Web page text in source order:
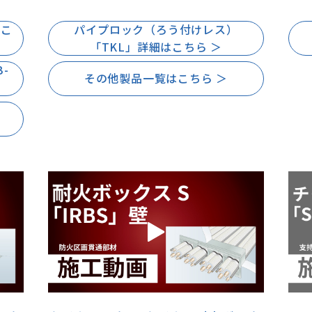
パイプロック（ろう付けレス）
「TKL」詳細はこちら ＞
その他製品一覧はこちら ＞